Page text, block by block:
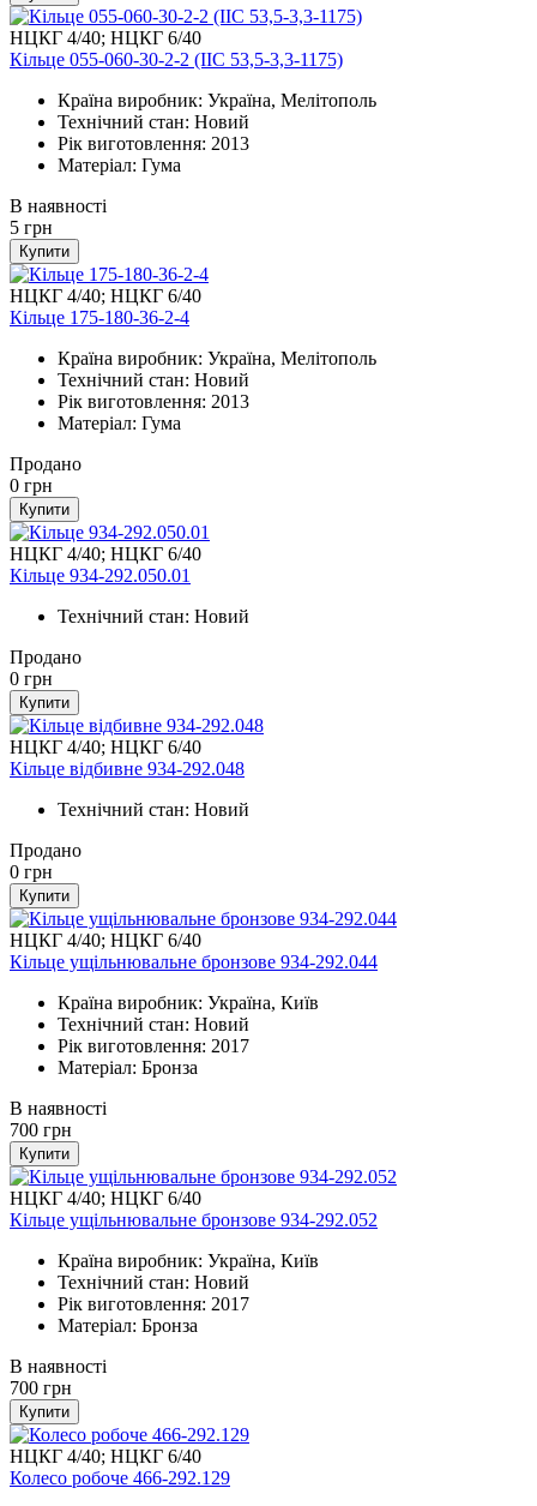
НЦКГ 4/40; НЦКГ 6/40
Кільце 055-060-30-2-2 (IIС 53,5-3,3-1175)
Країна виробник: Україна, Мелітополь
Технічний стан: Новий
Рік виготовлення: 2013
Матеріал: Гума
В наявності
5 грн
Купити
НЦКГ 4/40; НЦКГ 6/40
Кільце 175-180-36-2-4
Країна виробник: Україна, Мелітополь
Технічний стан: Новий
Рік виготовлення: 2013
Матеріал: Гума
Продано
0 грн
Купити
НЦКГ 4/40; НЦКГ 6/40
Кільце 934-292.050.01
Технічний стан: Новий
Продано
0 грн
Купити
НЦКГ 4/40; НЦКГ 6/40
Кільце відбивне 934-292.048
Технічний стан: Новий
Продано
0 грн
Купити
НЦКГ 4/40; НЦКГ 6/40
Кільце ущільнювальне бронзове 934-292.044
Країна виробник: Україна, Київ
Технічний стан: Новий
Рік виготовлення: 2017
Матеріал: Бронза
В наявності
700 грн
Купити
НЦКГ 4/40; НЦКГ 6/40
Кільце ущільнювальне бронзове 934-292.052
Країна виробник: Україна, Київ
Технічний стан: Новий
Рік виготовлення: 2017
Матеріал: Бронза
В наявності
700 грн
Купити
НЦКГ 4/40; НЦКГ 6/40
Колесо робоче 466-292.129